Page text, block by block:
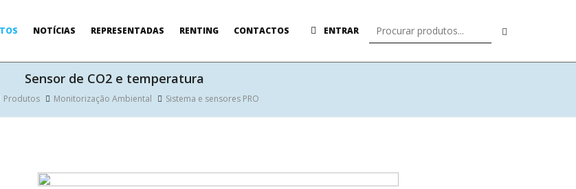
NOTÍCIAS REPRESENTADAS RENTING CONTACTOS ENTRAR
Sensor de CO2 e temperatura
Produtos Monitorização Ambiental Sistema e sensores PRO